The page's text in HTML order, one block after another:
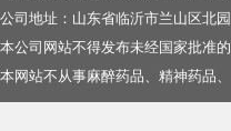
公司地址：山东省临沂市兰山区北
本公司网站不得发布未经国家批准的
本网站不从事麻醉药品、精神药品